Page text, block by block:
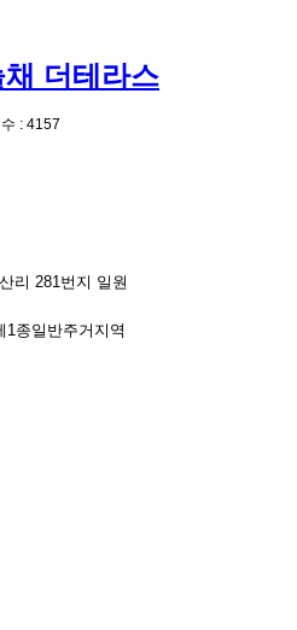
더테라스
: 4157
리 281번지 일원
종일반주거지역